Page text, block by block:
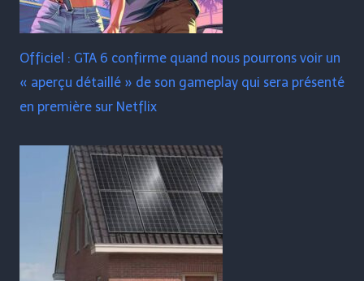
Officiel : GTA 6 confirme quand nous pourrons voir un
« aperçu détaillé » de son gameplay qui sera présenté
en première sur Netflix